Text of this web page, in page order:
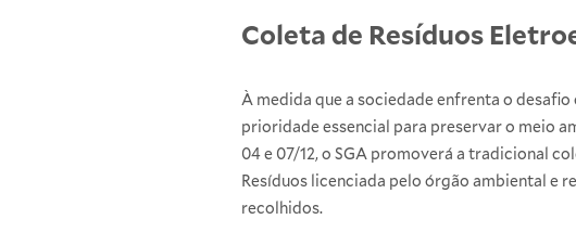
Coleta de Resíduos
À medida que a sociedade enfrenta o
prioridade essencial para preservar o meio
04 e 07/12, o SGA promoverá a tradicional
Resíduos licenciada pelo órgão ambiental e
recolhidos.